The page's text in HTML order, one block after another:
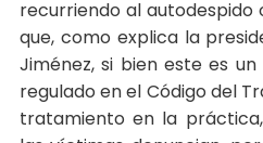
recurriendo al autodespido
que, como explica la
Jiménez, si bien este es
regulado en el Código del
tratamiento en la